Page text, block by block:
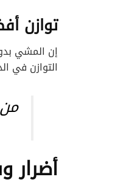
توازن
إن المشي
التوازن في